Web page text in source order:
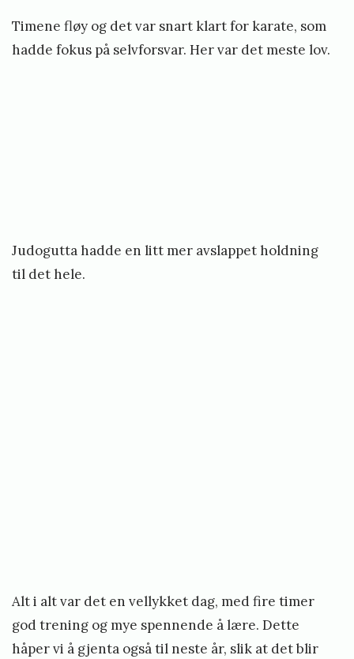
Timene fløy og det var snart klart for karate, som
hadde fokus på selvforsvar. Her var det meste lov.
Judogutta hadde en litt mer avslappet holdning
til det hele.
Alt i alt var det en vellykket dag, med fire timer
god trening og mye spennende å lære. Dette
håper vi å gjenta også til neste år, slik at det blir